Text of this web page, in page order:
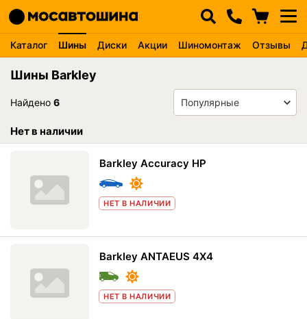
Каталог Шины Диски Акции Шиномонтаж Отзывы
Шины Barkley
Найдено 6
Нет в наличии
Barkley Accuracy HP
НЕТ В НАЛИЧИИ
Barkley ANTAEUS 4X4
НЕТ В НАЛИЧИИ